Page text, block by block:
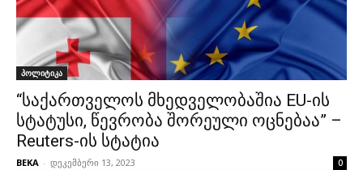
პოლიტიკა
“საქართველოს მხედველობაშია EU-ის
სტატუსი, წევრობა შორეული ოცნებაა” –
Reuters-ის სტატია
BEKA - დეკემბერი 13, 2023 0